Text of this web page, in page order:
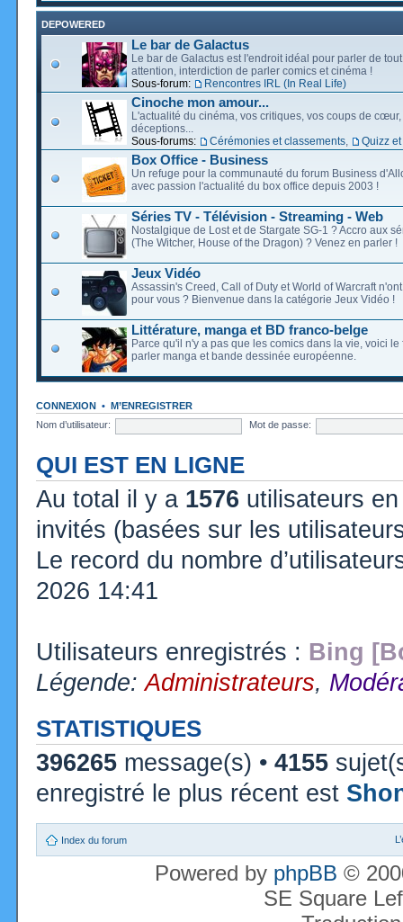
DEPOWERED
Le bar de Galactus
Le bar de Galactus est l'endroit idéal pour parler de
attention, interdiction de parler comics et cinéma !
Sous-forum:
Rencontres IRL (In Real Life)
Cinoche mon amour...
L'actualité du cinéma, vos critiques, vos coups de cœur,
déceptions...
Sous-forums:
Cérémonies et classements Quizz
Box Office - Business
Un refuge pour la communauté du forum Business
avec passion l'actualité du box office depuis 2003 !
Séries TV - Télévision - Streaming - Web
Nostalgique de Lost et de Stargate SG-1 ? Accro aux
(The Witcher, House of the Dragon) ? Venez en parler !
Jeux Vidéo
Assassin's Creed, Call of Duty et World of Warcraft
pour vous ? Bienvenue dans la catégorie Jeux Vidéo !
Littérature, manga et BD franco-belge
Parce qu'il n'y a pas que les comics dans la vie, voici le
parler manga et bande dessinée européenne.
CONNEXION • M’ENREGISTRER
Nom d’utilisateur:
Mot de passe:
QUI EST EN LIGNE
Au total il y a 1576 utilisateurs
invités (basées sur les
Le record du nombre
2026 14:41
Utilisateurs enregistrés : Bing
Légende:Administrateurs,
STATISTIQUES
396265 message(s) • 4155
enregistré le plus récent est
Index du forum
Powered by phpBB ©
SE Square